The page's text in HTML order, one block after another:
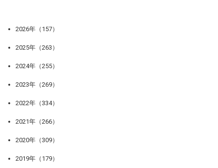
2026年（157）
2025年（263）
2024年（255）
2023年（269）
2022年（334）
2021年（266）
2020年（309）
2019年（179）